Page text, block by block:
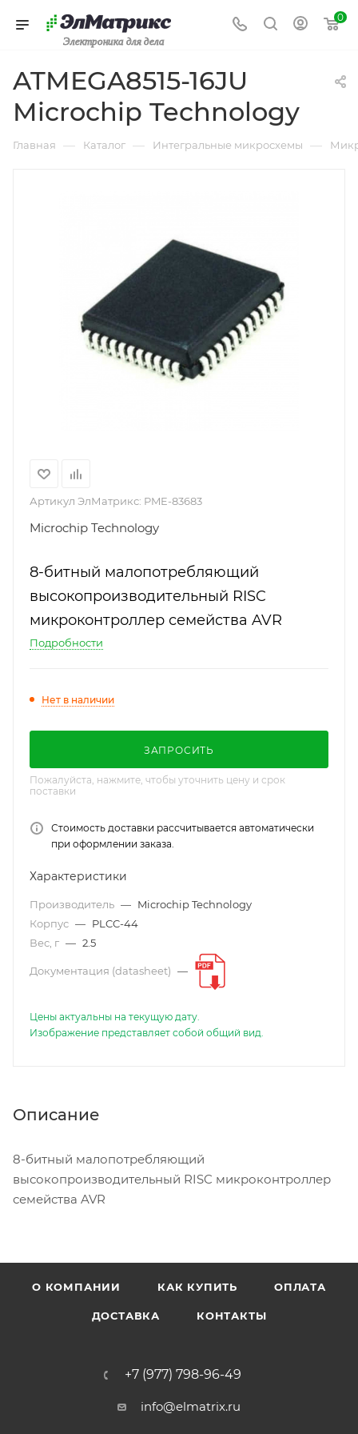
Электроника для дела
0
ATMEGA8515-16JU
Microchip Technology
Главная — Каталог — Интегральные микросхемы —
Артикул ЭлМатрикс: PME-83683
Microchip Technology
8-битный малопотребляющий
высокопроизводительный RISC
микроконтроллер семейства AVR
Подробности
Нет в наличии
ЗАПРОСИТЬ
Пожалуйста, нажмите, чтобы уточнить цену и срок
поставки
Стоимость доставки рассчитывается автоматически
при оформлении заказа.
Характеристики
Производитель — Microchip Technology
Корпус — PLCC-44
Вес, г — 2.5
Документация (datasheet) —
Цены актуальны на текущую дату.
Изображение представляет собой общий вид.
Описание
8-битный малопотребляющий
высокопроизводительный RISC микроконтроллер
семейства AVR
О КОМПАНИИ КАК КУПИТЬ ОПЛАТА
ДОСТАВКА КОНТАКТЫ
+7 (977) 798-96-49
info@elmatrix.ru